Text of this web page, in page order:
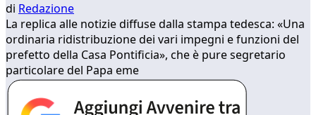
di Redazione
La replica alle notizie diffuse dalla stampa tedesca: «Una
ordinaria ridistribuzione dei vari impegni e funzioni del
prefetto della Casa Pontificia», che è pure segretario
particolare del Papa eme